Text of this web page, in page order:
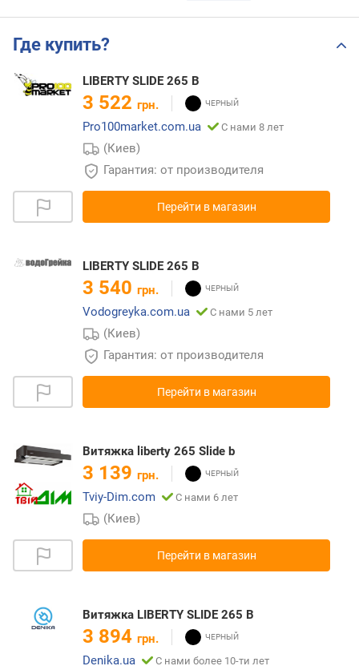
Где купить?
LIBERTY SLIDE 265 B
3 522 грн.
Pro100market.com.ua
С нами 8 лет
(Киев)
Гарантия: от производителя
Перейти в магазин
LIBERTY SLIDE 265 B
3 540 грн.
Vodogreyka.com.ua
С нами 5 лет
(Киев)
Гарантия: от производителя
Перейти в магазин
Витяжка liberty 265 Slide b
3 139 грн.
Tviy-Dim.com
С нами 6 лет
(Киев)
Перейти в магазин
Витяжка LIBERTY SLIDE 265 B
3 894 грн.
Denika.ua
С нами более 10-ти лет